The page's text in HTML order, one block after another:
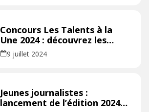
Concours Les Talents à la
Une 2024 : découvrez les
lauréats !
9 juillet 2024
Jeunes journalistes :
lancement de l’édition 2024